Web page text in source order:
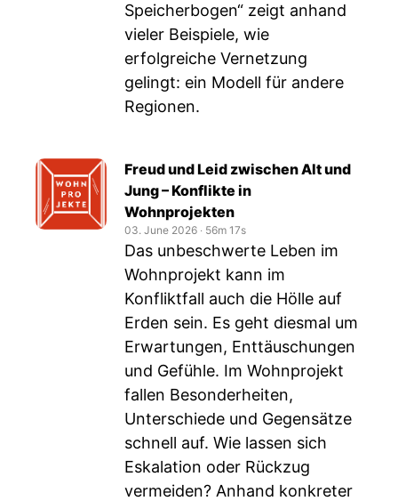
Speicherbogen“ zeigt anhand
vieler Beispiele, wie
erfolgreiche Vernetzung
gelingt: ein Modell für andere
Regionen.
Freud und Leid zwischen Alt und
Jung – Konflikte in
Wohnprojekten
03. June 2026 ‧ 56m 17s
Das unbeschwerte Leben im
Wohnprojekt kann im
Konfliktfall auch die Hölle auf
Erden sein. Es geht diesmal um
Erwartungen, Enttäuschungen
und Gefühle. Im Wohnprojekt
fallen Besonderheiten,
Unterschiede und Gegensätze
schnell auf. Wie lassen sich
Eskalation oder Rückzug
vermeiden? Anhand konkreter